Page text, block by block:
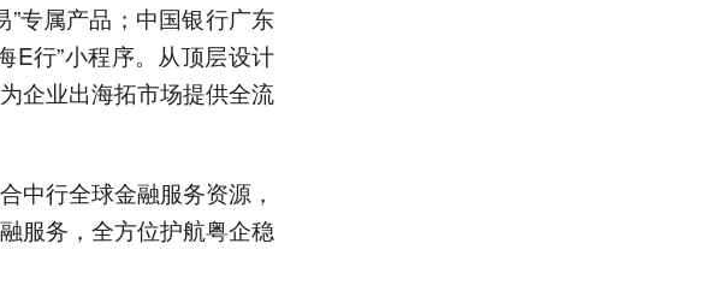
专属产品；中国银行广东
E行”小程序。从顶层设计
企业出海拓市场提供全流
中行全球金融服务资源，
服务，全方位护航粤企稳